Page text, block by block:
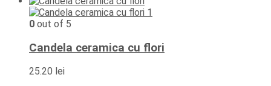
0 out of 5
Candela ceramica cu flori
25.20 lei